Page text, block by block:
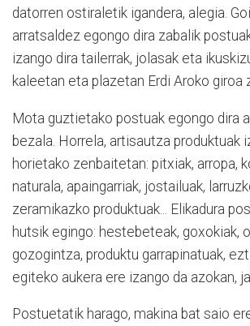
datorren ostiraletik igandera, alegia.
arratsaldez egongo dira zabalik
izango dira tailerrak, jolasak eta
kaleetan eta plazetan Erdi Aroko giroa
Mota guztietako postuak egongo dira
bezala. Horrela, artisautza produktuak
horietako zenbaitetan: pitxiak, arropa,
naturala, apaingarriak, jostailuak,
zeramikazko produktuak... Elikadura
hutsik egingo: hestebeteak, goxokiak,
gozogintza, produktu garrapinatuak,
egiteko aukera ere izango da azokan,
Postuetatik harago, makina bat saio